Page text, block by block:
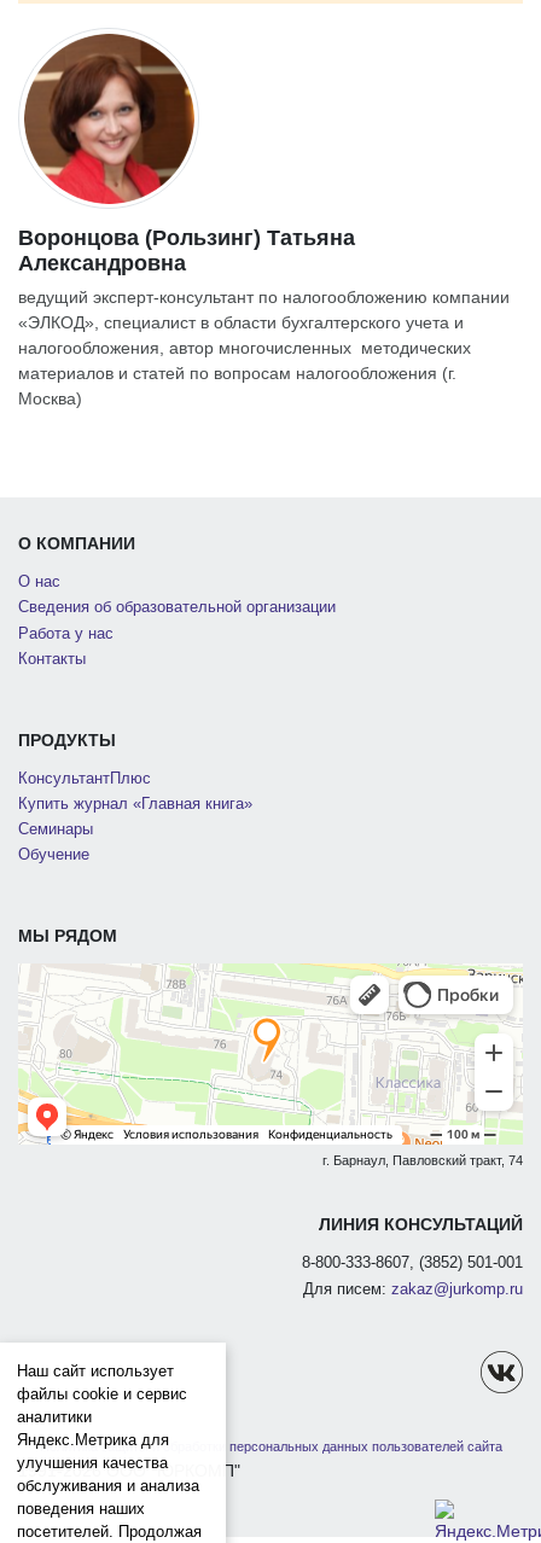
Воронцова (Рользинг) Татьяна
Александровна
ведущий эксперт-консультант по налогообложению компании
«ЭЛКОД», специалист в области бухгалтерского учета и
налогообложения, автор многочисленных методических
материалов и статей по вопросам налогообложения (г.
Москва)
О КОМПАНИИ
О нас
Сведения об образовательной организации
Работа у нас
Контакты
ПРОДУКТЫ
КонсультантПлюс
Купить журнал «Главная книга»
Семинары
Обучение
МЫ РЯДОМ
г. Барнаул, Павловский тракт, 74
ЛИНИЯ КОНСУЛЬТАЦИЙ
8-800-333-8607, (3852) 501-001
Для писем: zakaz@jurkomp.ru
Политика защиты и обработки персональных данных пользователей сайта
1991-2026 ООО "ЮРКОМП"
Наш сайт использует
файлы cookie и сервис
аналитики
Яндекс.Метрика для
улучшения качества
обслуживания и анализа
поведения наших
посетителей. Продолжая